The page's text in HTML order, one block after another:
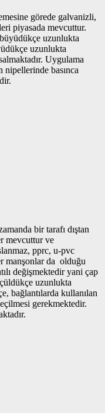
görede galvanizli,
piyasada mevcuttur.
uzunlukta
uzunlukta
Uygulama
nipellerinde basınca
bir tarafı dıştan
mevcuttur ve
pprc, u-pvc
manşonlar da olduğu
değişmektedir yani çap
uzunlukta
bağlantılarda kullanılan
gerekmektedir.